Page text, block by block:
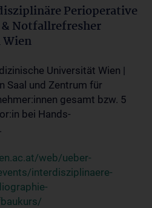
Perioperative
Notfallrefresher
Wien
Universität Wien |
Saal und Zentrum für
gesamt bzw. 5
bei Hands-
web/ueber-
interdisziplinaere-